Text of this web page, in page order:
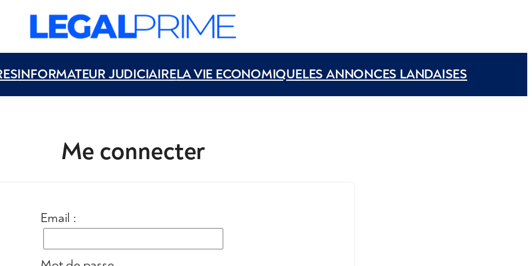
INFORMATEUR JUDICIAIRELA VIE ECONOMIQUELES ANNONCES LANDAISES
Me connecter
Email :